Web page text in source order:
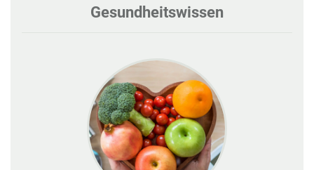
Gesundheitswissen